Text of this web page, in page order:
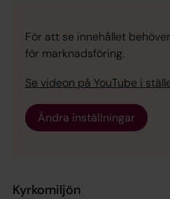
För att se innehållet
för marknadsföring.
Se videon på YouTube i
Ändra inställningar
Kyrkomiljön